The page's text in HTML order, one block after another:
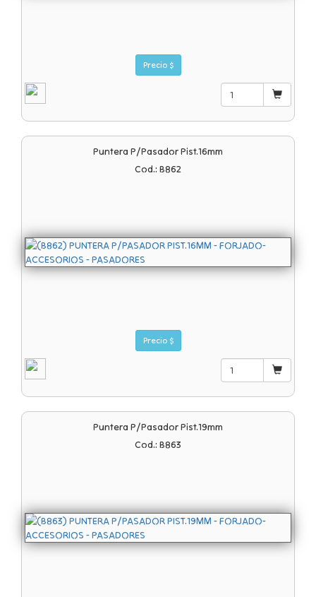
Precio $
Puntera P/pasador Pist.16mm
Cod.: B862
Precio $
Puntera P/pasador Pist.19mm
Cod.: B863